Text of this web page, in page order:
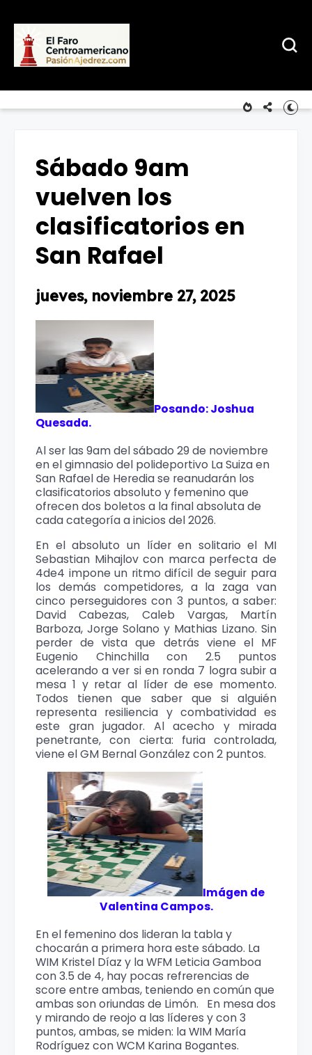
Sábado 9am
vuelven los
clasificatorios en
San Rafael
jueves, noviembre 27, 2025
Posando: Joshua
Quesada.
Al ser las 9am del sábado 29 de noviembre
en el gimnasio del polideportivo La Suiza en
San Rafael de Heredia se reanudarán los
clasificatorios absoluto y femenino que
ofrecen dos boletos a la final absoluta de
cada categoría a inicios del 2026.
En el absoluto un líder en solitario el MI
Sebastian Mihajlov con marca perfecta de
4de4 impone un ritmo difícil de seguir para
los demás competidores, a la zaga van
cinco perseguidores con 3 puntos, a saber:
David Cabezas, Caleb Vargas, Martín
Barboza, Jorge Solano y Mathias Lizano. Sin
perder de vista que detrás viene el MF
Eugenio Chinchilla con 2.5 puntos
acelerando a ver si en ronda 7 logra subir a
mesa 1 y retar al líder de ese momento.
Todos tienen que saber que si alguién
representa resiliencia y combatividad es
este gran jugador. Al acecho y mirada
penetrante, con cierta: furia controlada,
viene el GM Bernal González con 2 puntos.
Imágen de
Valentina Campos.
En el femenino dos lideran la tabla y
chocarán a primera hora este sábado. La
WIM Kristel Díaz y la WFM Leticia Gamboa
con 3.5 de 4, hay pocas refrerencias de
score entre ambas, teniendo en común que
ambas son oriundas de Limón. En mesa dos
y mirando de reojo a las líderes y con 3
puntos, ambas, se miden: la WIM María
Rodríguez con WCM Karina Bogantes.